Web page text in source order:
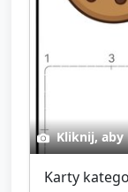
Kliknij, aby
Karty